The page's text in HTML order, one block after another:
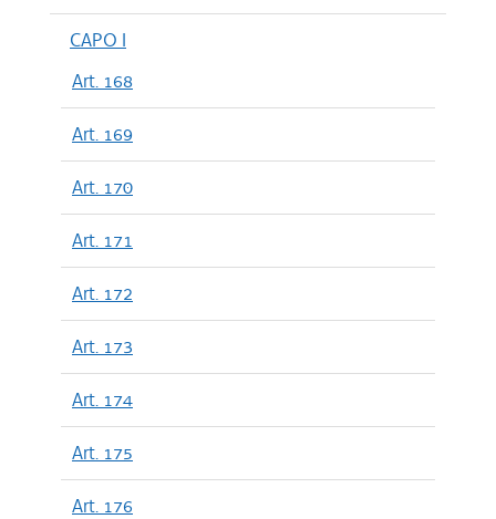
CAPO I
Art. 168
Art. 169
Art. 170
Art. 171
Art. 172
Art. 173
Art. 174
Art. 175
Art. 176